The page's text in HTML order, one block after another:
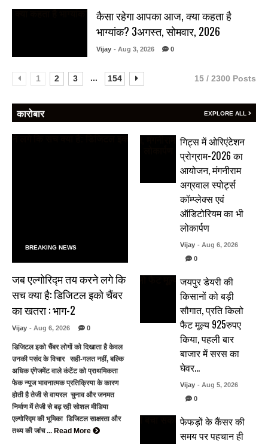
कैसा रहेगा आपका आज, क्या कहता है
भाग्यांक? 3अगस्त, सोमवार, 2026
Vijay - Aug 3, 2026 0
1 2 3 ... 154 15 / 2300 Posts
कारोबार EXPLORE ALL
BREAKING NEWS
जब एल्गोरिद्म तय करने लगे कि
सच क्या है: डिजिटल इको चैंबर
का खतरा : भाग-2
Vijay - Aug 6, 2026 0
डिजिटल इको चैंबर लोगों को दिखाता है केवल
उनकी पसंद के विचार सही-गलत नहीं, बल्कि
अधिक एंगेजमेंट वाले कंटेंट को प्राथमिकता
फेक न्यूज भावनात्मक प्रतिक्रिया के कारण
होती है तेजी से वायरल चुनाव और जनमत
निर्माण में तेजी से बढ़ रही सोशल मीडिया
एल्गोरिद्म की भूमिका डिजिटल साक्षरता और
तथ्य की जांच ... Read More
गिट्स में ओरिएंटेशन
प्रोग्राम-2026 का
आयोजन, मंगनीराम
अग्रवाल स्पोर्ट्स
कॉम्प्लेक्स एवं
ऑडिटोरियम का भी
लोकार्पण
Vijay - Aug 6, 2026
0
जयपुर डेयरी की
किसानों को बड़ी
सौगात, प्रति किलो
फैट मूल्य 925रुपए
किया, पहली बार
बाजार में सरस का
घेवर…
Vijay - Aug 5, 2026
0
फेफड़ों के कैंसर की
समय पर पहचान ही